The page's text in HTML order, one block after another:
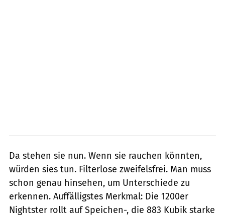
Da stehen sie nun. Wenn sie rauchen könnten,
würden sies tun. Filterlose zweifelsfrei. Man muss
schon genau hinsehen, um Unterschiede zu
erkennen. Auffälligstes Merkmal: Die 1200er
Nightster rollt auf Speichen-, die 883 Kubik starke